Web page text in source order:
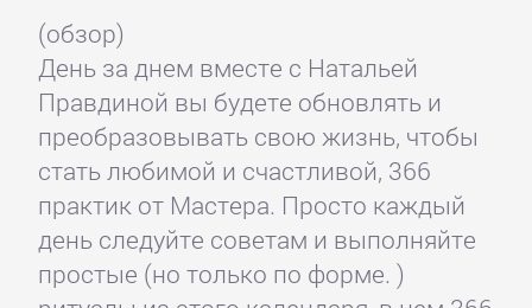
(обзор)
День за днем вместе с Натальей
Правдиной вы будете обновлять и
преобразовывать свою жизнь, чтобы
стать любимой и счастливой, 366
практик от Мастера. Просто каждый
день следуйте советам и выполняйте
простые (но только по форме. )